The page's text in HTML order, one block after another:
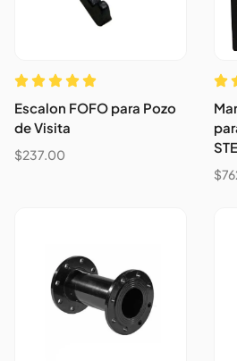
Escalon FOFO para Pozo
de Visita
$237.00
$